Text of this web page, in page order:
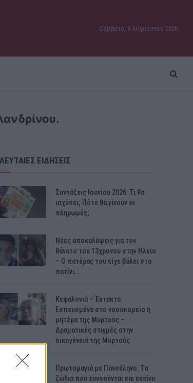
Σάββατο, 8 Αυγούστου 2026
ΕΙΔΗΣΕΙΣ
Συντάξεις Ιουνίου 2026: Τι θα
ισχύσει; Πότε θα γίνουν οι
πληρωμές;
Νέες αποκαλύψεις για τον
θάνατο του 13χρονου στην Ηλεία
– Ο πατέρας του είχε βάλει στο
πατίνι…
Κεφαλονιά – Έκτακτο:
Εσπευσμένα στο νοσοκομείο η
μητέρα της Μυρτούς –
Δραματικές στιγμές στην
οικογένειά της Μυρτούς
Πρωτομαγιά με Πανσέληνο: Τα
ζώδια που ευνοούνται και εκείνο